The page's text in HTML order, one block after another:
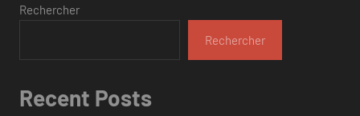
Rechercher
Rechercher
Recent Posts